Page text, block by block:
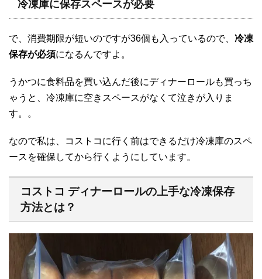
冷凍庫に保存スペースが必要
で、消費期限が短いのですが36個も入っているので、 冷凍
保存が必須になるんですよ。
うかつに食料品を買い込んだ後にディナーロールも買っち
ゃうと、冷凍庫に空きスペースがなくて泣きが入りま
す。。
なので私は、コストコに行く前はできるだけ冷凍庫のスペ
ースを確保してから行くようにしています。
コストコ ディナーロールの上手な冷凍保存
方法とは？